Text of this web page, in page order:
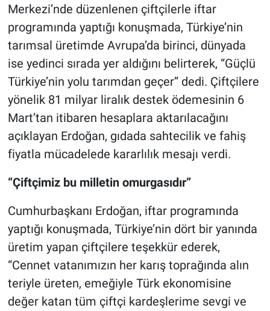
Merkezi’nde düzenlenen çiftçilerle iftar
programında yaptığı konuşmada, Türkiye’nin
tarımsal üretimde Avrupa’da birinci, dünyada
ise yedinci sırada yer aldığını belirterek, “Güçlü
Türkiye’nin yolu tarımdan geçer” dedi. Çiftçilere
yönelik 81 milyar liralık destek ödemesinin 6
Mart’tan itibaren hesaplara aktarılacağını
açıklayan Erdoğan, gıdada sahtecilik ve fahiş
fiyatla mücadelede kararlılık mesajı verdi.
“Çiftçimiz bu milletin omurgasıdır”
Cumhurbaşkanı Erdoğan, iftar programında
yaptığı konuşmada, Türkiye’nin dört bir yanında
üretim yapan çiftçilere teşekkür ederek,
“Cennet vatanımızın her karış toprağında alın
teriyle üreten, emeğiyle Türk ekonomisine
değer katan tüm çiftçi kardeşlerime sevgi ve